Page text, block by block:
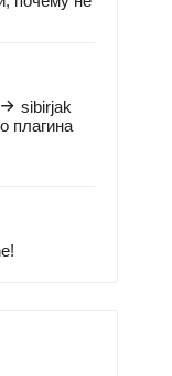
sibirjak
плагина